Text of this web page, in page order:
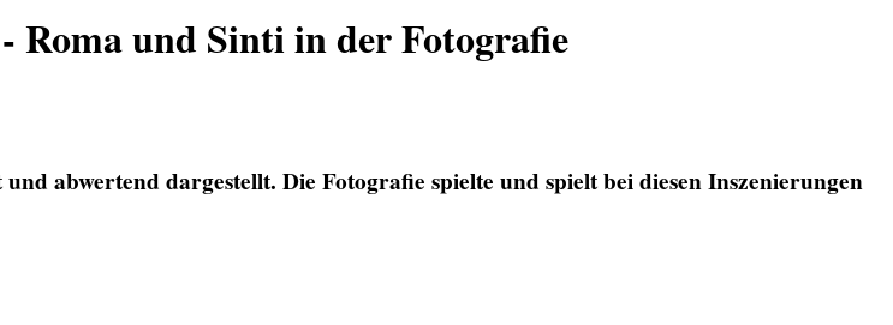
Roma und Sinti in der Fotografie
abwertend dargestellt. Die Fotografie spielte und spielt bei diesen Inszenierungen